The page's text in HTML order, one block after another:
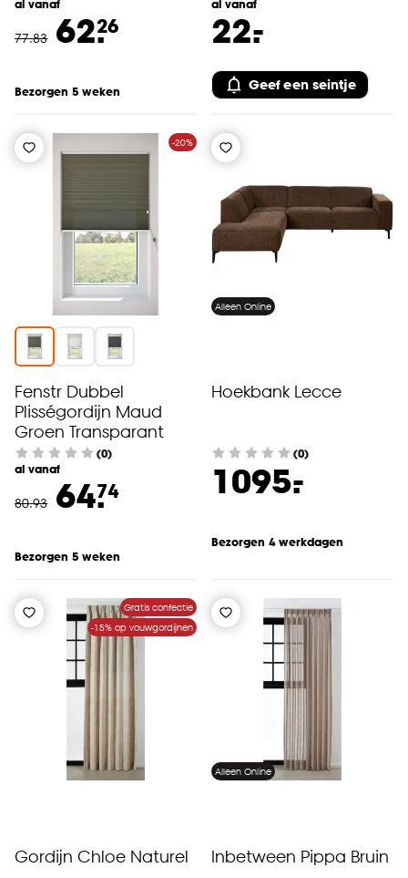
al vanaf
77.83 62.26
Bezorgen 5 weken
al vanaf
22.
-
Geef een seintje
-20%
Fenstr Dubbel
Plisségordijn Maud
Groen Transparant
(0)
al vanaf
80.93 64.74
Bezorgen 5 weken
Alleen Online
Hoekbank Lecce
(0)
1095.
-
Bezorgen 4 werkdagen
Gratis confectie
-15% op vouwgordijnen
Gordijn Chloe Naturel
Alleen Online
Inbetween Pippa Bruin